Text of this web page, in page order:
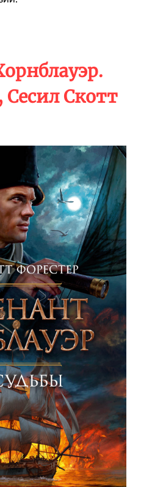
Сесил Скотт